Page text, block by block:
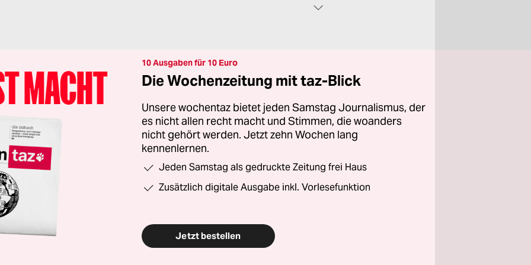
10 Ausgaben für 10 Euro
Die Wochenzeitung mit taz-Blick
Unsere wochentaz bietet jeden Samstag Journalismus, der
es nicht allen recht macht und Stimmen, die woanders
nicht gehört werden. Jetzt zehn Wochen lang
kennenlernen.
Jeden Samstag als gedruckte Zeitung frei Haus
Zusätzlich digitale Ausgabe inkl. Vorlesefunktion
Jetzt bestellen